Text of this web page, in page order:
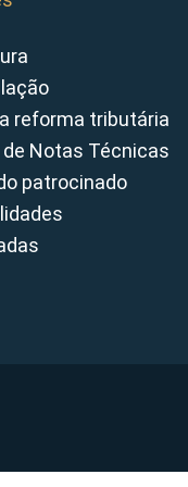
reforma tributária
Notas Técnicas
patrocinado